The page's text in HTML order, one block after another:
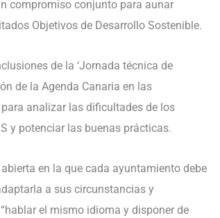
compromiso conjunto para aunar
Objetivos de Desarrollo Sostenible.
de la ‘Jornada técnica de
de la Agenda Canaria en las
analizar las dificultades de los
y potenciar las buenas prácticas.
en la que cada ayuntamiento debe
a sus circunstancias y
el mismo idioma y disponer de